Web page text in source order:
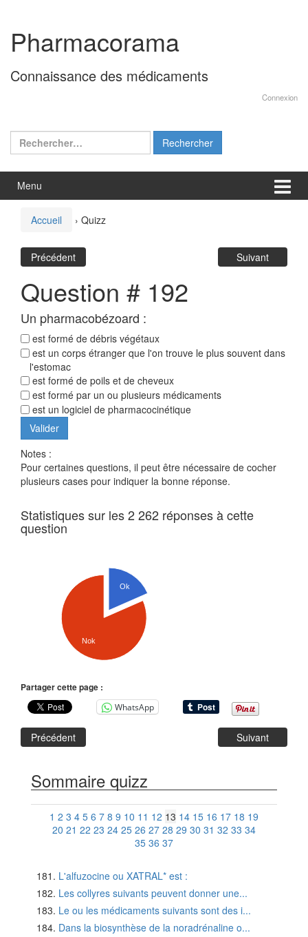
contenu
menu
principal
Pharmacorama
Connaissance des médicaments
Connexion
Rechercher :
Menu
Accueil › Quizz
Précédent Suivant
Question # 192
Un pharmacobézoard :
est formé de débris végétaux
est un corps étranger que l'on trouve le plus souvent dans
l'estomac
est formé de poils et de cheveux
est formé par un ou plusieurs médicaments
est un logiciel de pharmacocinétique
Notes :
Pour certaines questions, il peut être nécessaire de cocher
plusieurs cases pour indiquer la bonne réponse.
Statistiques sur les 2 262 réponses à cette
question
Ok
Nok
Partager cette page :
WhatsApp
Précédent Suivant
Sommaire quizz
1 2 3 4 5 6 7 8 9 10 11 12 13 14 15 16 17 18 19
20 21 22 23 24 25 26 27 28 29 30 31 32 33 34
35 36 37
L'alfuzocine ou XATRAL* est :
Les collyres suivants peuvent donner une...
Le ou les médicaments suivants sont des i...
Dans la biosynthèse de la noradrénaline o...